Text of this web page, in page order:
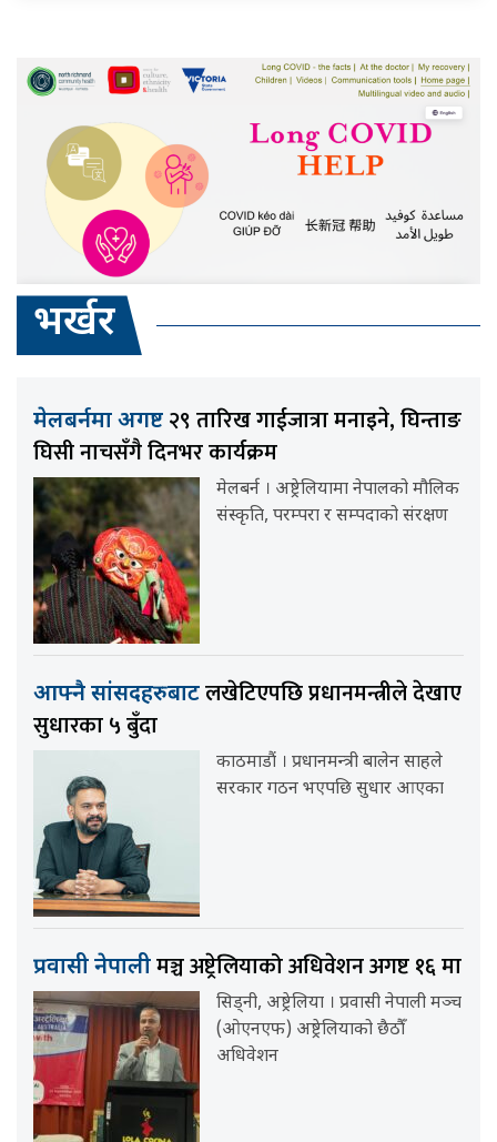
भर्खर
मेलबर्नमा अगष्ट २९ तारिख गाईजात्रा मनाइने, घिन्ताङ
घिसी नाचसँगै दिनभर कार्यक्रम
मेलबर्न । अष्ट्रेलियामा नेपालको मौलिक
संस्कृति, परम्परा र सम्पदाको संरक्षण
आफ्नै सांसदहरुबाटलखेटिएपछि प्रधानमन्त्रीले देखाए
सुधारका ५ बुँदा
काठमाडौं । प्रधानमन्त्री बालेन साहले
सरकार गठन भएपछि सुधार आएका
प्रवासी नेपालीमञ्च अष्ट्रेलियाको अधिवेशन अगष्ट १६ मा
सिड्नी, अष्ट्रेलिया । प्रवासी नेपाली मञ्च
(ओएनएफ) अष्ट्रेलियाको छैठौँ
अधिवेशन